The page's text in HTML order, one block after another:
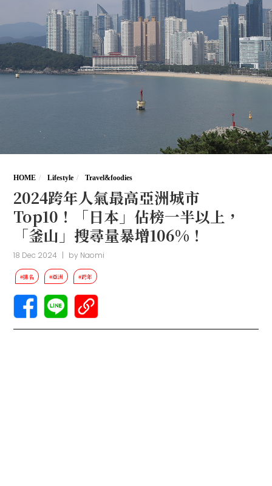
HOME Lifestyle Travel&foodies
2024跨年人氣最高亞洲城市
Top10！「日本」佔榜一半以上，
「釜山」搜尋量暴增106%！
18 Dec 2024 | by Naomi
#排名 #亞洲 #跨年